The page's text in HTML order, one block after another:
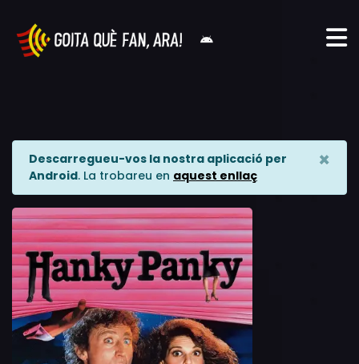
Descarregueu-vos la nostra aplicació per
Android. La trobareu en aquest enllaç
×